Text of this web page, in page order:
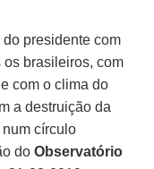
presidente com
brasileiros, com
e com o clima do
a destruição da
círculo
do Observatório